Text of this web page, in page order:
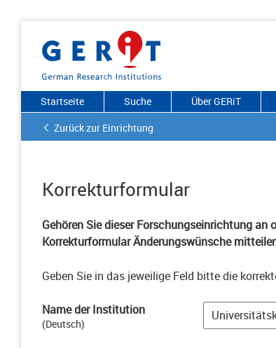
Startseite Suche Über GERiT
Zurück zur Einrichtung
Korrekturformular
Gehören Sie dieser Forschungseinrichtung an
Korrekturformular Änderungswünsche
Geben Sie in das jeweilige Feld bitte die
Name der Institution
(Deutsch)